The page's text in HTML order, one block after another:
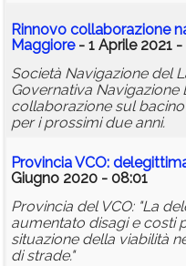
Rinnovo collaborazione
Maggiore- 1 Aprile 2021 -
Società Navigazione del
Governativa Navigazione
collaborazione sul
per i prossimi due anni.
Provincia VCO:
Giugno 2020 - 08:01
Provincia del VCO: "La
aumentato disagi e costi
situazione della viabilità
di strade."